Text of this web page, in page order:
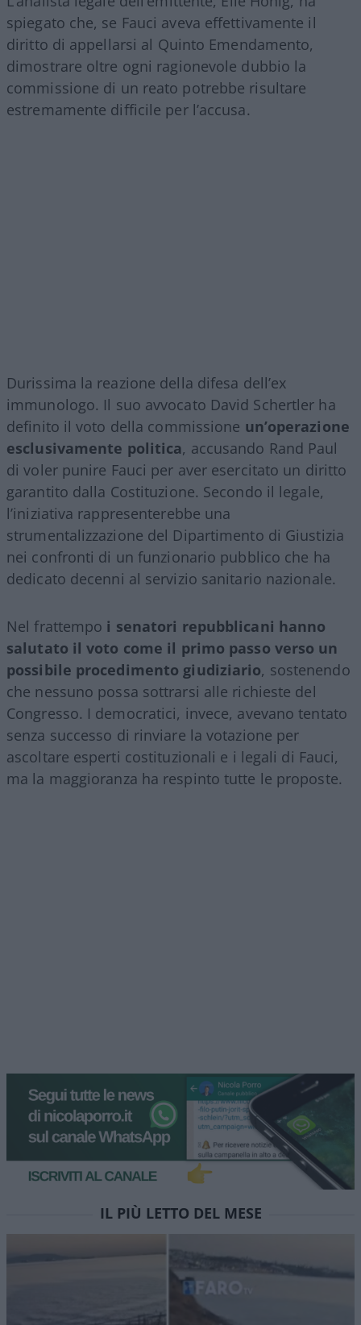
spiegato che, se Fauci aveva effettivamente il
diritto di appellarsi al Quinto Emendamento,
dimostrare oltre ogni ragionevole dubbio la
commissione di un reato potrebbe risultare
estremamente difficile per l’accusa.
Durissima la reazione della difesa dell’ex
immunologo. Il suo avvocato David Schertler ha
definito il voto della commissione un’operazione
esclusivamente politica, accusando Rand Paul
di voler punire Fauci per aver esercitato un diritto
garantito dalla Costituzione. Secondo il legale,
l’iniziativa rappresenterebbe una
strumentalizzazione del Dipartimento di Giustizia
nei confronti di un funzionario pubblico che ha
dedicato decenni al servizio sanitario nazionale.
Nel frattempo i senatori repubblicani hanno
salutato il voto come il primo passo verso un
possibile procedimento giudiziario, sostenendo
che nessuno possa sottrarsi alle richieste del
Congresso. I democratici, invece, avevano tentato
senza successo di rinviare la votazione per
ascoltare esperti costituzionali e i legali di Fauci,
ma la maggioranza ha respinto tutte le proposte.
IL PIÙ LETTO DEL MESE